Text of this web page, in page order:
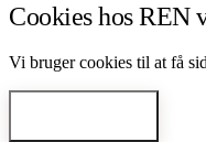
Cookies hos REN
Vi bruger cookies til at få